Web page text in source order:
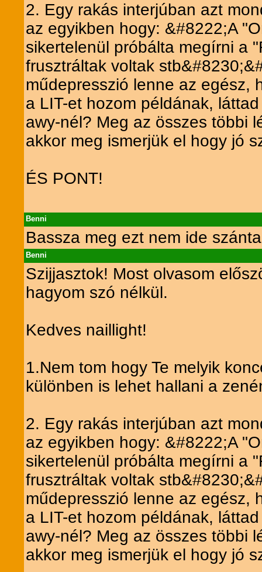
2. Egy rakás interjúban azt
az egyikben hogy: &#8222;A
sikertelenül próbálta megírni a
frusztráltak voltak
műdepresszió lenne az egész,
a LIT-et hozom példának,
awy-nél? Meg az összes többi
akkor meg ismerjük el hogy jó
ÉS PONT!
Benni
Bassza meg ezt nem ide
Benni
Szijjasztok! Most olvasom
hagyom szó nélkül.
Kedves naillight!
1.Nem tom hogy Te melyik
különben is lehet hallani a
2. Egy rakás interjúban azt
az egyikben hogy: &#8222;A
sikertelenül próbálta megírni a
frusztráltak voltak
műdepresszió lenne az egész,
a LIT-et hozom példának,
awy-nél? Meg az összes többi
akkor meg ismerjük el hogy jó